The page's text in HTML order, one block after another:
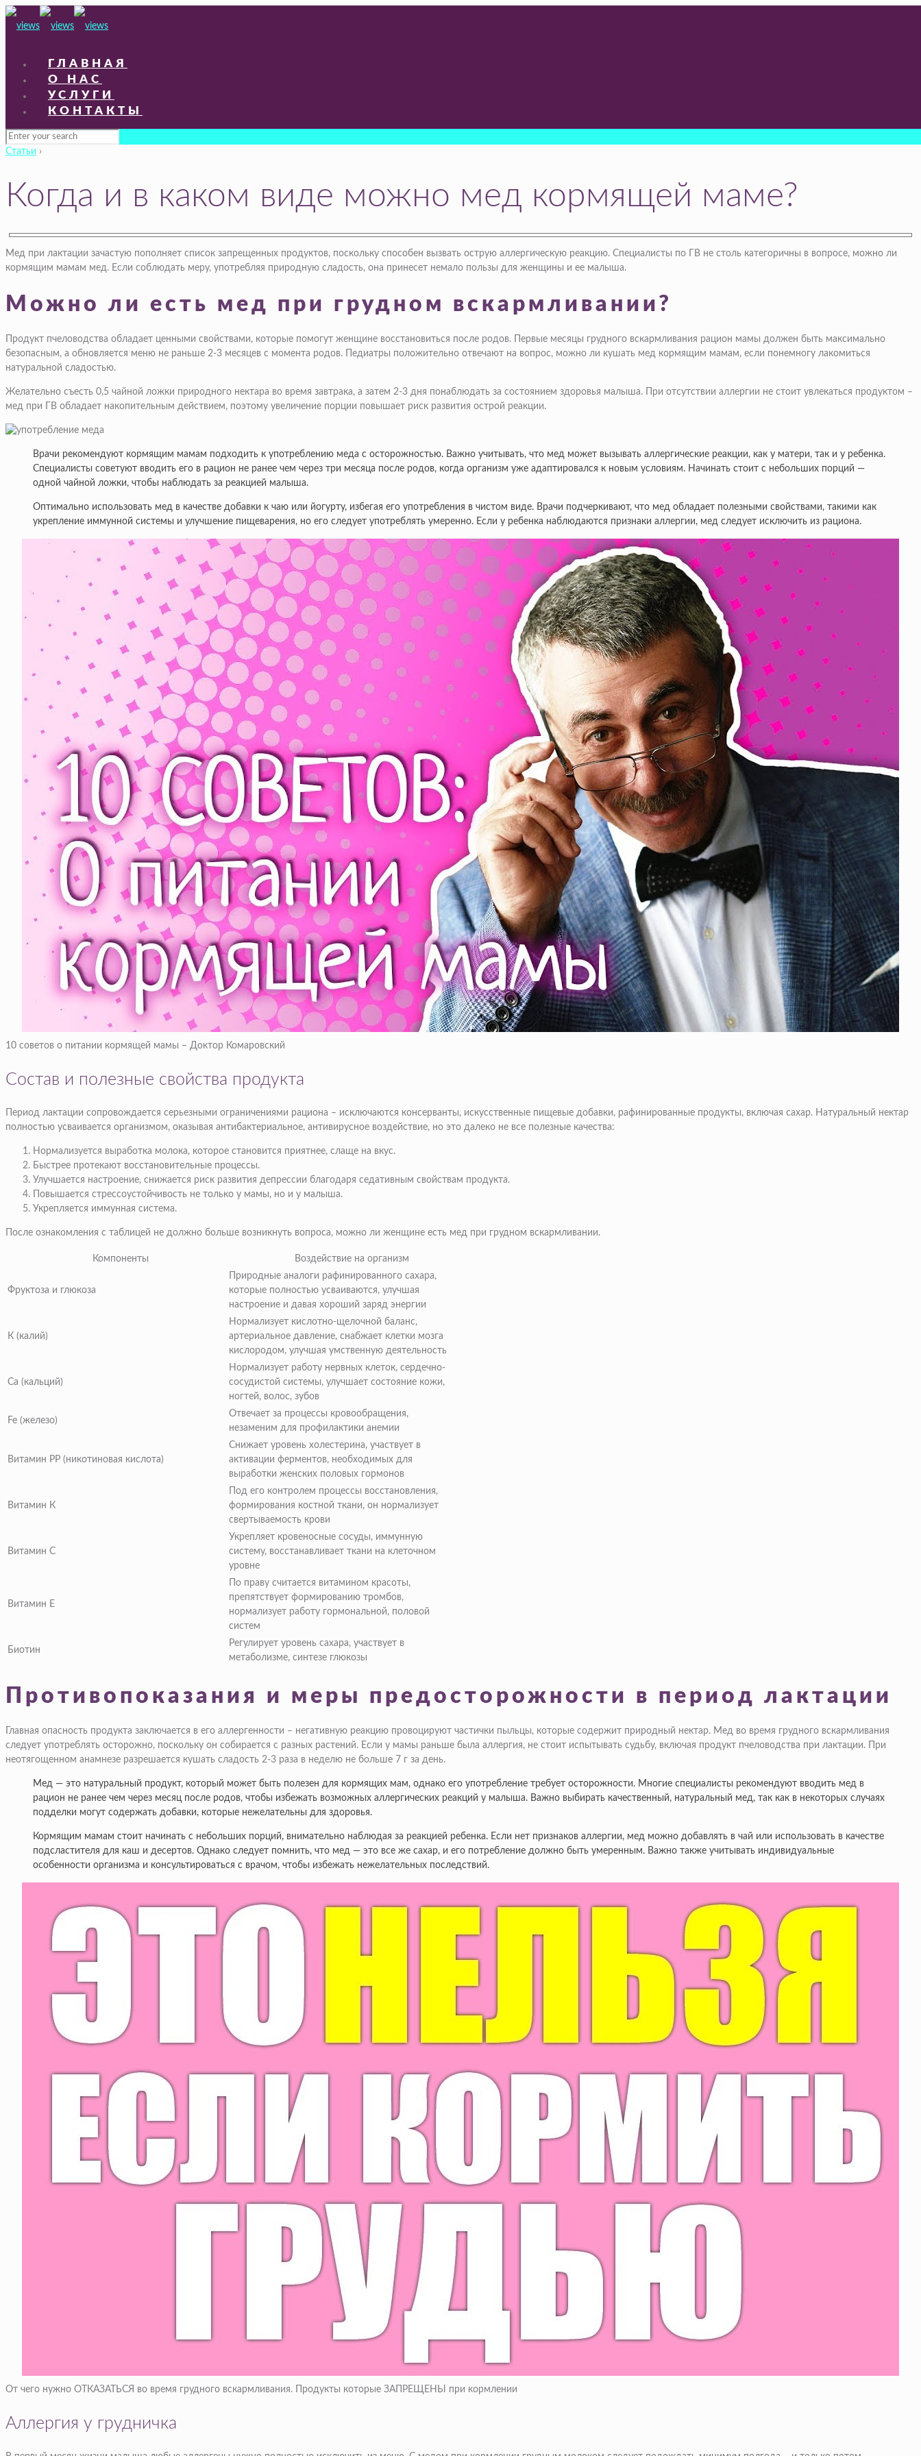
ГЛАВНАЯ
О НАС
УСЛУГИ
КОНТАКТЫ
Статьи ›
Когда и в каком виде можно мед кормящей маме?
Мед при лактации зачастую пополняет список запрещенных продуктов, поскольку способен вызвать острую аллергическую реакцию. Специалисты по ГВ не столь категоричны в вопросе, можно ли
кормящим мамам мед. Если соблюдать меру, употребляя природную сладость, она принесет немало пользы для женщины и ее малыша.
Можно ли есть мед при грудном вскармливании?
Продукт пчеловодства обладает ценными свойствами, которые помогут женщине восстановиться после родов. Первые месяцы грудного вскармливания рацион мамы должен быть максимально
безопасным, а обновляется меню не раньше 2-3 месяцев с момента родов. Педиатры положительно отвечают на вопрос, можно ли кушать мед кормящим мамам, если понемногу лакомиться
натуральной сладостью.
Желательно съесть 0,5 чайной ложки природного нектара во время завтрака, а затем 2-3 дня понаблюдать за состоянием здоровья малыша. При отсутствии аллергии не стоит увлекаться продуктом –
мед при ГВ обладает накопительным действием, поэтому увеличение порции повышает риск развития острой реакции.
Врачи рекомендуют кормящим мамам подходить к употреблению меда с осторожностью. Важно учитывать, что мед может вызывать аллергические реакции, как у матери, так и у ребенка.
Специалисты советуют вводить его в рацион не ранее чем через три месяца после родов, когда организм уже адаптировался к новым условиям. Начинать стоит с небольших порций —
одной чайной ложки, чтобы наблюдать за реакцией малыша.
Оптимально использовать мед в качестве добавки к чаю или йогурту, избегая его употребления в чистом виде. Врачи подчеркивают, что мед обладает полезными свойствами, такими как
укрепление иммунной системы и улучшение пищеварения, но его следует употреблять умеренно. Если у ребенка наблюдаются признаки аллергии, мед следует исключить из рациона.
10 советов о питании кормящей мамы – Доктор Комаровский
Состав и полезные свойства продукта
Период лактации сопровождается серьезными ограничениями рациона – исключаются консерванты, искусственные пищевые добавки, рафинированные продукты, включая сахар. Натуральный нектар
полностью усваивается организмом, оказывая антибактериальное, антивирусное воздействие, но это далеко не все полезные качества:
Нормализуется выработка молока, которое становится приятнее, слаще на вкус.
Быстрее протекают восстановительные процессы.
Улучшается настроение, снижается риск развития депрессии благодаря седативным свойствам продукта.
Повышается стрессоустойчивость не только у мамы, но и у малыша.
Укрепляется иммунная система.
После ознакомления с таблицей не должно больше возникнуть вопроса, можно ли женщине есть мед при грудном вскармливании.
Компоненты Воздействие на организм
Фруктоза и глюкоза
Природные аналоги рафинированного сахара,
которые полностью усваиваются, улучшая
настроение и давая хороший заряд энергии
К (калий)
Нормализует кислотно-щелочной баланс,
артериальное давление, снабжает клетки мозга
кислородом, улучшая умственную деятельность
Са (кальций)
Нормализует работу нервных клеток, сердечно-
сосудистой системы, улучшает состояние кожи,
ногтей, волос, зубов
Fe (железо)
Отвечает за процессы кровообращения,
незаменим для профилактики анемии
Витамин РР (никотиновая кислота)
Снижает уровень холестерина, участвует в
активации ферментов, необходимых для
выработки женских половых гормонов
Витамин К
Под его контролем процессы восстановления,
формирования костной ткани, он нормализует
свертываемость крови
Витамин С
Укрепляет кровеносные сосуды, иммунную
систему, восстанавливает ткани на клеточном
уровне
Витамин Е
По праву считается витамином красоты,
препятствует формированию тромбов,
нормализует работу гормональной, половой
систем
Биотин
Регулирует уровень сахара, участвует в
метаболизме, синтезе глюкозы
Противопоказания и меры предосторожности в период лактации
Главная опасность продукта заключается в его аллергенности – негативную реакцию провоцируют частички пыльцы, которые содержит природный нектар. Мед во время грудного вскармливания
следует употреблять осторожно, поскольку он собирается с разных растений. Если у мамы раньше была аллергия, не стоит испытывать судьбу, включая продукт пчеловодства при лактации. При
неотягощенном анамнезе разрешается кушать сладость 2-3 раза в неделю не больше 7 г за день.
Мед — это натуральный продукт, который может быть полезен для кормящих мам, однако его употребление требует осторожности. Многие специалисты рекомендуют вводить мед в
рацион не ранее чем через месяц после родов, чтобы избежать возможных аллергических реакций у малыша. Важно выбирать качественный, натуральный мед, так как в некоторых случаях
подделки могут содержать добавки, которые нежелательны для здоровья.
Кормящим мамам стоит начинать с небольших порций, внимательно наблюдая за реакцией ребенка. Если нет признаков аллергии, мед можно добавлять в чай или использовать в качестве
подсластителя для каш и десертов. Однако следует помнить, что мед — это все же сахар, и его потребление должно быть умеренным. Важно также учитывать индивидуальные
особенности организма и консультироваться с врачом, чтобы избежать нежелательных последствий.
От чего нужно ОТКАЗАТЬСЯ во время грудного вскармливания. Продукты которые ЗАПРЕЩЕНЫ при кормлении
Аллергия у грудничка